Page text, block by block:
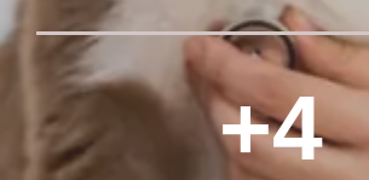
+4